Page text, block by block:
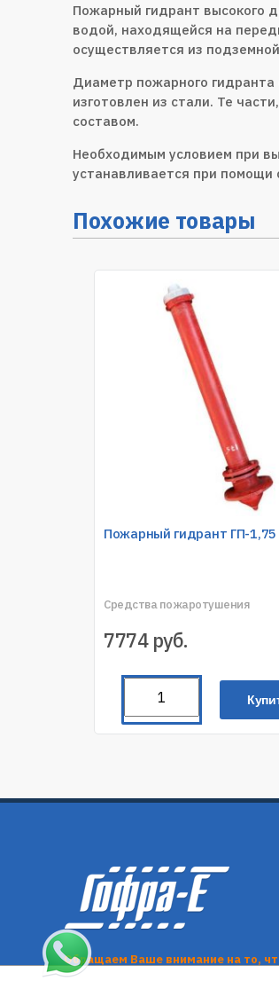
Пожарный гидрант высокого
водой, находящейся на
осуществляется из
Диаметр пожарного
изготовлен из стали. Те
составом.
Необходимым условием при
устанавливается при
Похожие товары
Пожарный гидрант ГП-1,75
Средства пожаротушения
7774 руб.
Обращаем Ваше внимание на то,
информационный характер и ни